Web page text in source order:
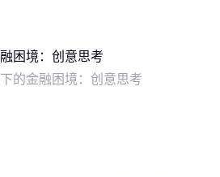
的金融困境：创意思考